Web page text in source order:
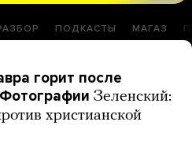
ПОДКАСТЫ МАГАЗ
горит после
Зеленский:
христианской